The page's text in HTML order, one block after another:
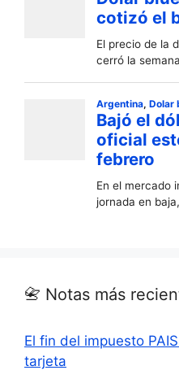
📇 Notas más
El fin del impuesto
tarjeta